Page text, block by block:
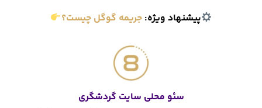
پیشنهاد ویژه:جریمه گوگل چیست؟
سئو محلی سایت گردشگری